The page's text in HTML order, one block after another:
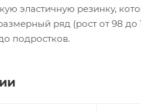
эластичную резинку,
ряд (рост от 98 до
подростков.